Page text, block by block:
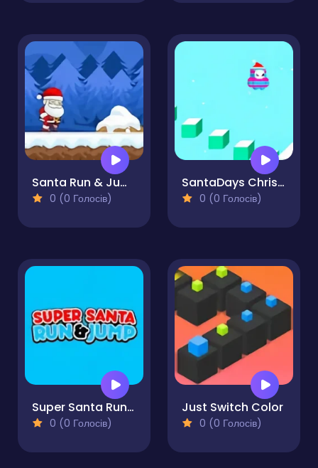
Santa Run & Jump
0 (0 Голосів)
SantaDays Christmas
0 (0 Голосів)
Super Santa Run & Jump
0 (0 Голосів)
Just Switch Color
0 (0 Голосів)